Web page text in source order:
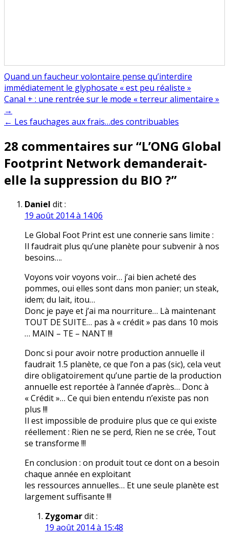
Quand un faucheur volontaire pense qu’interdire
immédiatement le glyphosate « est peu réaliste »
Navigation
de
Canal + : une rentrée sur le mode « terreur alimentaire »
→
← Les fauchages aux frais…des contribuables
28 commentaires sur “L’ONG Global
Footprint Network demanderait-
elle la suppression du BIO ?”
Daniel dit :
19 août 2014 à 14:06
Le Global Foot Print est une connerie sans limite :
Il faudrait plus qu’une planète pour subvenir à nos
besoins….
Voyons voir voyons voir… j’ai bien acheté des
pommes, oui elles sont dans mon panier; un steak,
idem; du lait, itou…
Donc je paye et j’ai ma nourriture… Là maintenant
TOUT DE SUITE… pas à « crédit » pas dans 10 mois
… MAIN – TE – NANT !!!
Donc si pour avoir notre production annuelle il
faudrait 1.5 planète, ce que l’on a pas (sic), cela veut
dire obligatoirement qu’une partie de la production
annuelle est reportée à l’année d’après… Donc à
« Crédit »… Ce qui bien entendu n’existe pas non
plus !!!
Il est impossible de produire plus que ce qui existe
réellement : Rien ne se perd, Rien ne se crée, Tout
se transforme !!!
En conclusion : on produit tout ce dont on a besoin
chaque année en exploitant
les ressources annuelles… Et une seule planète est
largement suffisante !!!
Zygomardit :
19 août 2014 à 15:48